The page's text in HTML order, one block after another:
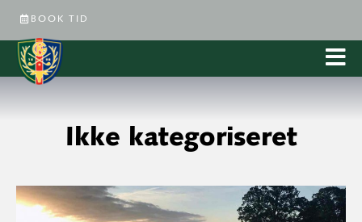
BOOK TID
Ikke kategoriseret